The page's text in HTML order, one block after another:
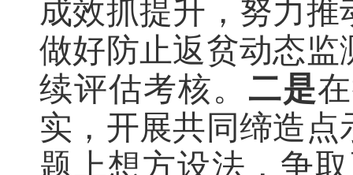
成效抓提升，努力
做好防止返贫动态
续评估考核。 二是在
实，开展共同缔造点
题上想方设法， 争